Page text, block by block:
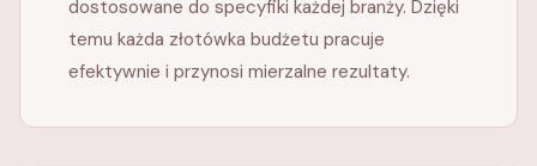
dostosowane do specyfiki każdej branży. Dzięki
temu każda złotówka budżetu pracuje
efektywnie i przynosi mierzalne rezultaty.